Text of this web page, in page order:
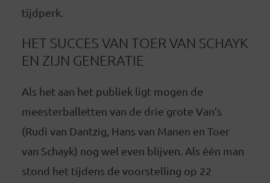
tijdperk.
HET SUCCES VAN TOER VAN SCHAYK
EN ZIJN GENERATIE
Als het aan het publiek ligt mogen de
meesterballetten van de drie grote Van’s
(Rudi van Dantzig, Hans van Manen en Toer
van Schayk) nog wel even blijven. Als één man
stond het tijdens de voorstelling op 22